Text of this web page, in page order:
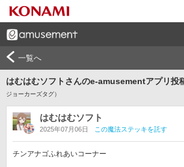
一覧へ
はむはむソフトさんのe-amusementアプリ投
ジョーカーズタグ）
はむはむソフト
2025年07月06日 この魔法ステッキを託す
チンアナゴふれあいコーナー